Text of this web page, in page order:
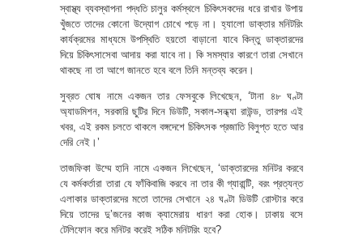
স্বাস্থ্য ব্যবস্থাপনা পদ্ধতি চালুর কর্মস্থলে চিকিৎসকদের ধরে রাখার উপায়
খুঁজতে তাদের কোনো উদ্যোগ চোখে পড়ে না। হ্যালো ডাক্তার মনিটরিং
কার্যক্রমের মাধ্যমে উপস্থিতি হয়তো বাড়ানো যাবে কিন্তু ডাক্তারদের
দিয়ে চিকিৎসাসেবা আদায় করা যাবে না। কি সমস্যার কারণে তারা সেখানে
থাকছে না তা আগে জানতে হবে বলে তিনি মন্তব্য করেন।
সুব্রত ঘোষ নামে একজন তার ফেসবুকে লিখেছেন, ‘টানা ৪৮ ঘণ্টা
অ্যাডমিশন, সরকারি ছুটির দিনে ডিউটি, সকাল-সন্ধ্যা রাউন্ড, তারপর এই
খবর, এই রকম চলতে থাকলে বঙ্গদেশে চিকিৎসক প্রজাতি বিলুপ্ত হতে আর
দেরি নেই।’
তাজফিকা উম্মে হানি নামে একজন লিখেছেন, ‘ডাক্তারদের মনিটর করবে
যে কর্মকর্তারা তারা যে ফাঁকিবাজি করবে না তার কী গ্যারান্টি, বরং প্রত্যন্ত
এলাকার ডাক্তারদের মতো তাদের সেখানে ২৪ ঘণ্টা ডিউটি রোস্টার করে
দিয়ে তাদের দু’জনের কাজ ক্যামেরায় ধারণ করা হোক। ঢাকায় বসে
টেলিফোন করে মনিটর করেই সঠিক মনিটরিং হবে?